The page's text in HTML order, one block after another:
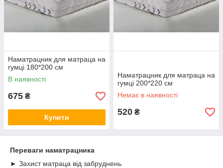
Наматрацник для матраца на
гумці 180*200 см
В наявності
675 ₴
Купити
Наматрацник для матраца на
гумці 200*220 см
Немає в наявності
520 ₴
Переваги наматрацника
► Захист матраца від забруднень